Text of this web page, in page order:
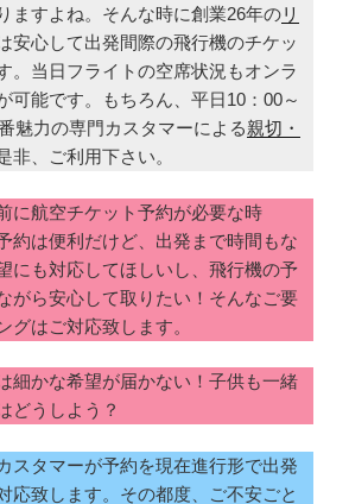
ますよね。そんな時に創業26年のリ
安心して出発間際の飛行機のチケッ
。当日フライトの空席状況もオンラ
可能です。もちろん、平日10：00～
魅力の専門カスタマーによる親切・
非、ご利用下さい。
に航空チケット予約が必要な時
約は便利だけど、出発まで時間もな
にも対応してほしいし、飛行機の予
がら安心して取りたい！そんなご要
グはご対応致します。
細かな希望が届かない！子供も一緒
どうしよう？
スタマーが予約を現在進行形で出発
応致します。その都度、ご不安ごと